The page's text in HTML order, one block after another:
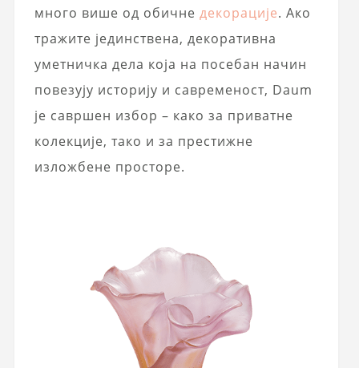
много више од обичне декорације. Ако
тражите јединствена, декоративна
уметничка дела која на посебан начин
повезују историју и савременост, Daum
је савршен избор – како за приватне
колекције, тако и за престижне
изложбене просторе.